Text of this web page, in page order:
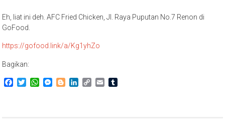
Eh, liat ini deh. AFC Fried Chicken, Jl. Raya Puputan No.7 Renon di
GoFood.
https://gofood.link/a/Kg1yhZo
Bagikan:
Facebook
TwitterWhatsApp
Messenger
BloggerLinkedIn
CopyEmail